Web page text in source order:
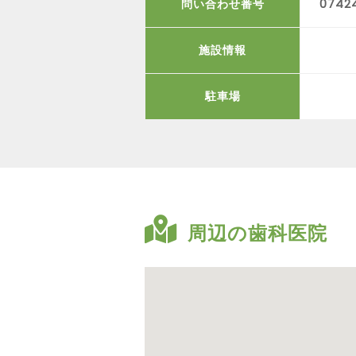
問い合わせ番号
施設情報
駐車場
周辺の歯科医院